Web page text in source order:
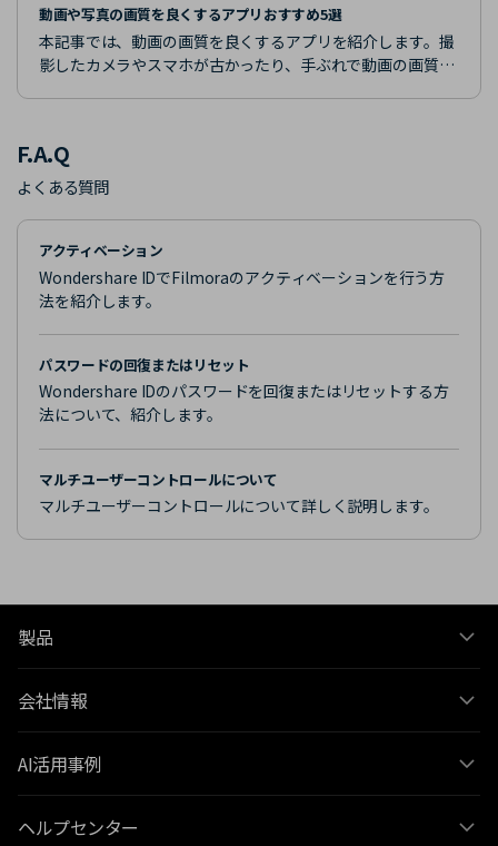
動画や写真の画質を良くするアプリおすすめ5選
本記事では、動画の画質を良くするアプリを紹介します。撮
影したカメラやスマホが古かったり、手ぶれで動画の画質が
F.A.Q
よくある質問
アクティベーション
Wondershare IDでFilmoraのアクティベーションを行う方
法を紹介します。
パスワードの回復またはリセット
Wondershare IDのパスワードを回復またはリセットする方
法について、紹介します。
マルチユーザーコントロールについて
マルチユーザーコントロールについて詳しく説明します。
製品
会社情報
AI活用事例
ヘルプセンター